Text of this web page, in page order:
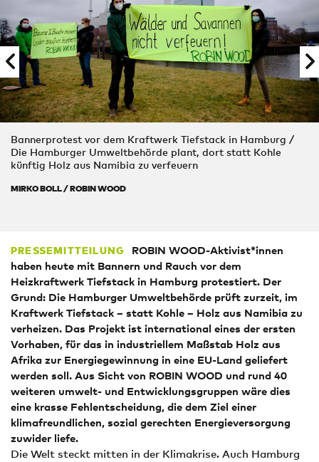
Bannerprotest vor dem Kraftwerk Tiefstack in Hamburg /
Die Hamburger Umweltbehörde plant, dort statt Kohle
künftig Holz aus Namibia zu verfeuern
MIRKO BOLL / ROBIN WOOD
PRESSEMITTEILUNG
ROBIN WOOD-Aktivist*innen
haben heute mit Bannern und Rauch vor dem
Heizkraftwerk Tiefstack in Hamburg protestiert. Der
Grund: Die Hamburger Umweltbehörde prüft zurzeit, im
Kraftwerk Tiefstack – statt Kohle – Holz aus Namibia zu
verheizen. Das Projekt ist international eines der ersten
Vorhaben, für das in industriellem Maßstab Holz aus
Afrika zur Energiegewinnung in eine EU-Land geliefert
werden soll. Aus Sicht von ROBIN WOOD und rund 40
weiteren umwelt- und Entwicklungsgruppen wäre dies
eine krasse Fehlentscheidung, die dem Ziel einer
klimafreundlichen, sozial gerechten Energieversorgung
zuwider liefe.
Die Welt steckt mitten in der Klimakrise. Auch Hamburg